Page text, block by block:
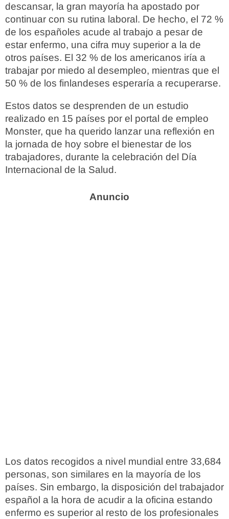
descansar, la gran mayoría ha apostado por
continuar con su rutina laboral. De hecho, el 72 %
de los españoles acude al trabajo a pesar de
estar enfermo, una cifra muy superior a la de
otros países. El 32 % de los americanos iría a
trabajar por miedo al desempleo, mientras que el
50 % de los finlandeses esperaría a recuperarse.
Estos datos se desprenden de un estudio
realizado en 15 países por el portal de empleo
Monster, que ha querido lanzar una reflexión en
la jornada de hoy sobre el bienestar de los
trabajadores, durante la celebración del Día
Internacional de la Salud.
Los datos recogidos a nivel mundial entre 33,684
personas, son similares en la mayoría de los
países. Sin embargo, la disposición del trabajador
español a la hora de acudir a la oficina estando
enfermo es superior al resto de los profesionales